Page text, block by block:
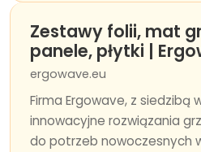
Zestawy folii, mat
panele, płytki |
ergowave.eu
Firma Ergowave, z siedzibą
innowacyjne rozwiązania
do potrzeb nowoczesnych